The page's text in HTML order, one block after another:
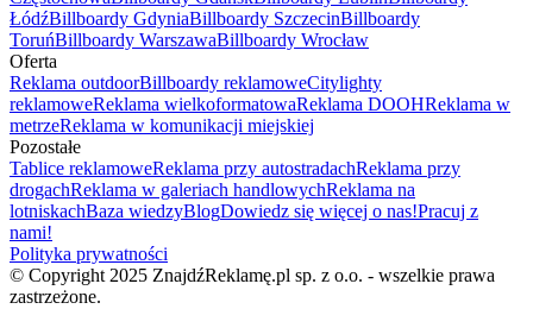
ŁódźBillboardy GdyniaBillboardy SzczecinBillboardy
ToruńBillboardy WarszawaBillboardy Wrocław
Oferta
Reklama outdoorBillboardy reklamoweCitylighty
reklamoweReklama wielkoformatowaReklama DOOHReklama w
metrzeReklama w komunikacji miejskiej
Pozostałe
Tablice reklamoweReklama przy autostradachReklama przy
drogachReklama w galeriach handlowychReklama na
lotniskachBaza wiedzyBlogDowiedz się więcej o nas!Pracuj z
nami!
Polityka prywatności
© Copyright 2025 ZnajdźReklamę.pl sp. z o.o. - wszelkie prawa
zastrzeżone.